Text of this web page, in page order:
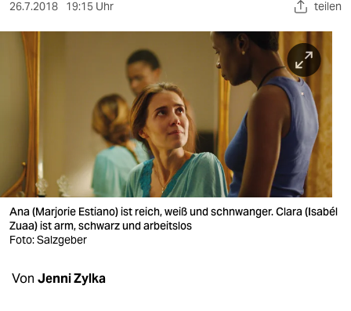
sport
berlin
nord
verlag
verlag
veranstaltungen
fragen & hilfe
26.7.2018 19:15 Uhr teilen
Ana (Marjorie Estiano) ist reich, weiß und schnwanger. Clara (Isabél
Zuaa) ist arm, schwarz und arbeitslos
Foto: Salzgeber
Von Jenni Zylka